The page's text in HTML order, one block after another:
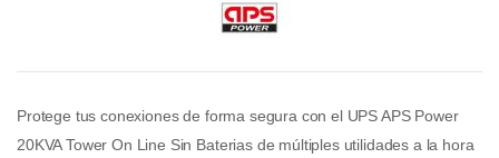
Protege tus conexiones de forma segura con el UPS APS Power
20KVA Tower On Line Sin Baterias de múltiples utilidades a la hora